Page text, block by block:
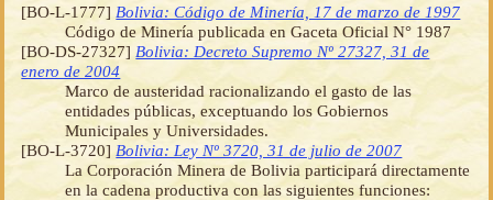
[BO-L-1777] Bolivia: Código de Minería, 17 de marzo de 1997
Código de Minería publicada en Gaceta Oficial N° 1987
[BO-DS-27327] Bolivia: Decreto Supremo Nº 27327, 31 de
enero de 2004
Marco de austeridad racionalizando el gasto de las
entidades públicas, exceptuando los Gobiernos
Municipales y Universidades.
[BO-L-3720] Bolivia: Ley Nº 3720, 31 de julio de 2007
La Corporación Minera de Bolivia participará directamente
en la cadena productiva con las siguientes funciones: